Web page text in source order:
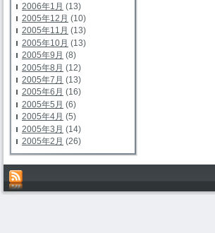
2006年1月 (13)
2005年12月 (10)
2005年11月 (13)
2005年10月 (13)
2005年9月 (8)
2005年8月 (12)
2005年7月 (13)
2005年6月 (16)
2005年5月 (6)
2005年4月 (5)
2005年3月 (14)
2005年2月 (26)